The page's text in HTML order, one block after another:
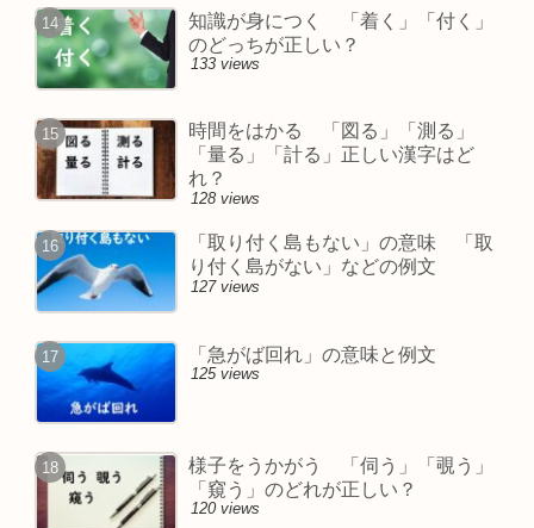
知識が身につく 「着く」「付く」
のどっちが正しい？
133 views
時間をはかる 「図る」「測る」
「量る」「計る」正しい漢字はど
れ？
128 views
「取り付く島もない」の意味 「取
り付く島がない」などの例文
127 views
「急がば回れ」の意味と例文
125 views
様子をうかがう 「伺う」「覗う」
「窺う」のどれが正しい？
120 views